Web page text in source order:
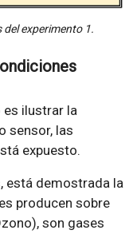
experimento 1.
es ilustrar la
sensor, las
expuesto.
está demostrada la
producen sobre
son gases